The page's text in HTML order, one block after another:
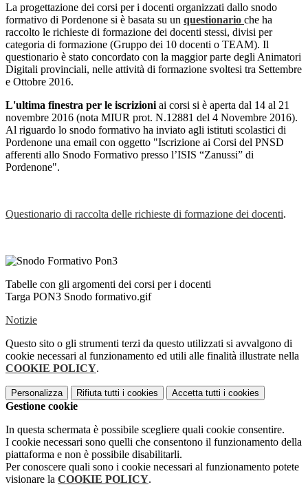
La progettazione dei corsi per i docenti organizzati dallo snodo
formativo di Pordenone si è basata su un questionario che ha
raccolto le richieste di formazione dei docenti stessi, divisi per
categoria di formazione (Gruppo dei 10 docenti o TEAM). Il
questionario è stato concordato con la maggior parte degli Animatori
Digitali provinciali, nelle attività di formazione svoltesi tra Settembre
e Ottobre 2016.
L'ultima finestra per le iscrizioni ai corsi si è aperta dal 14 al 21
novembre 2016 (nota MIUR prot. N.12881 del 4 Novembre 2016).
Al riguardo lo snodo formativo ha inviato agli istituti scolastici di
Pordenone una email con oggetto "Iscrizione ai Corsi del PNSD
afferenti allo Snodo Formativo presso l’ISIS “Zanussi” di
Pordenone".
Questionario di raccolta delle richieste di formazione dei docenti.
Tabelle con gli argomenti dei corsi per i docenti
Targa PON3 Snodo formativo.gif
Notizie
Questo sito o gli strumenti terzi da questo utilizzati si avvalgono di
cookie necessari al funzionamento ed utili alle finalità illustrate nella
COOKIE POLICY.
Personalizza Rifiuta tutti i cookies Accetta tutti i cookies
Gestione cookie
In questa schermata è possibile scegliere quali cookie consentire.
I cookie necessari sono quelli che consentono il funzionamento della
piattaforma e non è possibile disabilitarli.
Per conoscere quali sono i cookie necessari al funzionamento potete
visionare la COOKIE POLICY.